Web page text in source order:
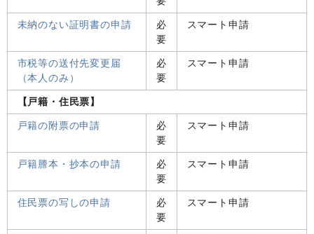
未納のない証明書の申請
必
要
スマート申請
市税等の送付先変更届
（本人のみ）
必
要
スマート申請
【戸籍・住民票】
戸籍の附票の申請
必
要
スマート申請
戸籍謄本・抄本の申請
必
要
スマート申請
住民票の写しの申請
必
要
スマート申請